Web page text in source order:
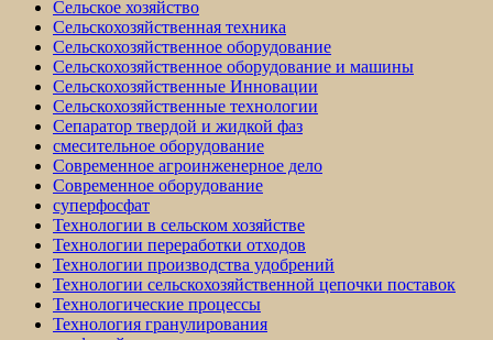
Сельское хозяйство
Сельскохозяйственная техника
Сельскохозяйственное оборудование
Сельскохозяйственное оборудование и машины
Сельскохозяйственные Инновации
Сельскохозяйственные технологии
Сепаратор твердой и жидкой фаз
смесительное оборудование
Современное агроинженерное дело
Современное оборудование
суперфосфат
Технологии в сельском хозяйстве
Технологии переработки отходов
Технологии производства удобрений
Технологии сельскохозяйственной цепочки поставок
Технологические процессы
Технология гранулирования